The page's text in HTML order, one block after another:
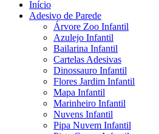
Início
Adesivo de Parede
Árvore Zoo Infantil
Azulejo Infantil
Bailarina Infantil
Cartelas Adesivas
Dinossauro Infantil
Flores Jardim Infantil
Mapa Infantil
Marinheiro Infantil
Nuvens Infantil
Pipa Nuvem Infantil